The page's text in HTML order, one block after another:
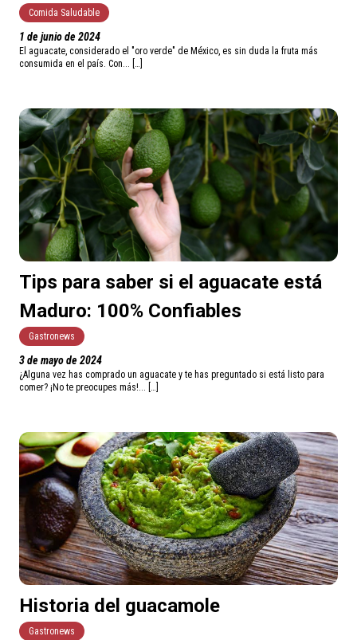
Comida Saludable
1 de junio de 2024
El aguacate, considerado el "oro verde" de México, es sin duda la fruta más
consumida en el país. Con... […]
Tips para saber si el aguacate está
Maduro: 100% Confiables
Gastronews
3 de mayo de 2024
¿Alguna vez has comprado un aguacate y te has preguntado si está listo para
comer? ¡No te preocupes más!... […]
Historia del guacamole
Gastronews